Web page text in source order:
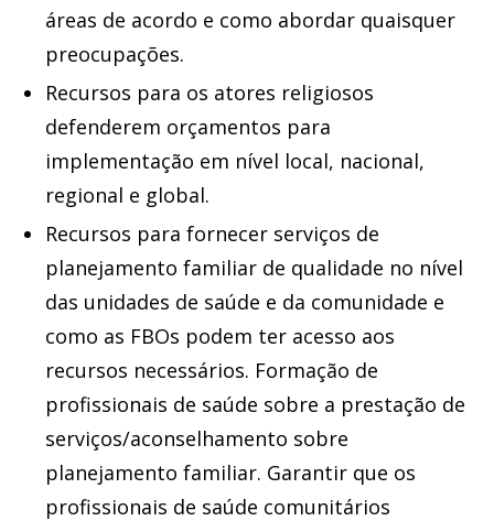
áreas de acordo e como abordar quaisquer
preocupações.
Recursos para os atores religiosos
defenderem orçamentos para
implementação em nível local, nacional,
regional e global.
Recursos para fornecer serviços de
planejamento familiar de qualidade no nível
das unidades de saúde e da comunidade e
como as FBOs podem ter acesso aos
recursos necessários. Formação de
profissionais de saúde sobre a prestação de
serviços/aconselhamento sobre
planejamento familiar. Garantir que os
profissionais de saúde comunitários